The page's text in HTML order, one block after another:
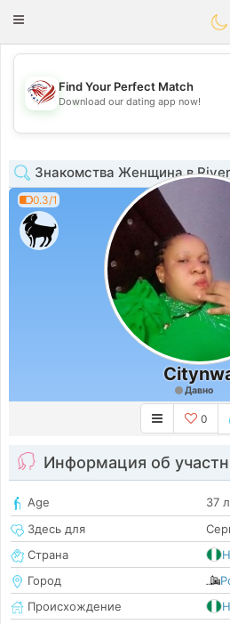
Toggle
💖
💕
Find Your Perfect Match
Download our dating app now!
Знакомства Женщина в
0.3/1
Давно
0
Информация об
Age
37
Здесь для
Страна
Город
Происхождение